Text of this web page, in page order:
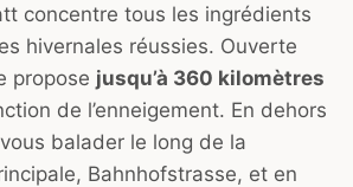
concentre tous les ingrédients
hivernales réussies. Ouverte
propose jusqu’à 360 kilomètres
de l’enneigement. En dehors
balader le long de la
Bahnhofstrasse, et en